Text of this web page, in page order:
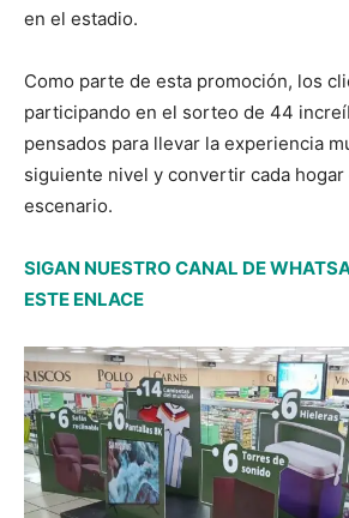
en el estadio.
Como parte de esta promoción, los
participando en el sorteo de 44
pensados para llevar la experiencia
siguiente nivel y convertir cada
escenario.
SIGAN NUESTRO CANAL DE
ESTE ENLACE